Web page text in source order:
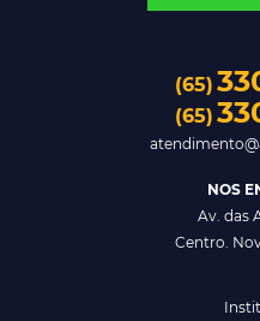
(65)
(65)
NOS
Av. das
Centro.